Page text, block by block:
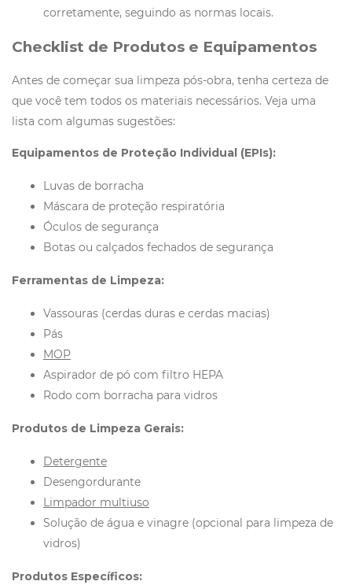
corretamente, seguindo as normas locais.
Checklist de Produtos e Equipamentos
Antes de começar sua limpeza pós-obra, tenha certeza de
que você tem todos os materiais necessários. Veja uma
lista com algumas sugestões:
Equipamentos de Proteção Individual (EPIs):
Luvas de borracha
Máscara de proteção respiratória
Óculos de segurança
Botas ou calçados fechados de segurança
Ferramentas de Limpeza:
Vassouras (cerdas duras e cerdas macias)
Pás
MOP
Aspirador de pó com filtro HEPA
Rodo com borracha para vidros
Produtos de Limpeza Gerais:
Detergente
Desengordurante
Limpador multiuso
Solução de água e vinagre (opcional para limpeza de
vidros)
Produtos Específicos: